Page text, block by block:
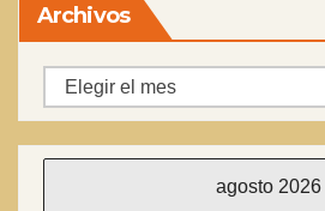
Archivos
Archivos
agosto 2026